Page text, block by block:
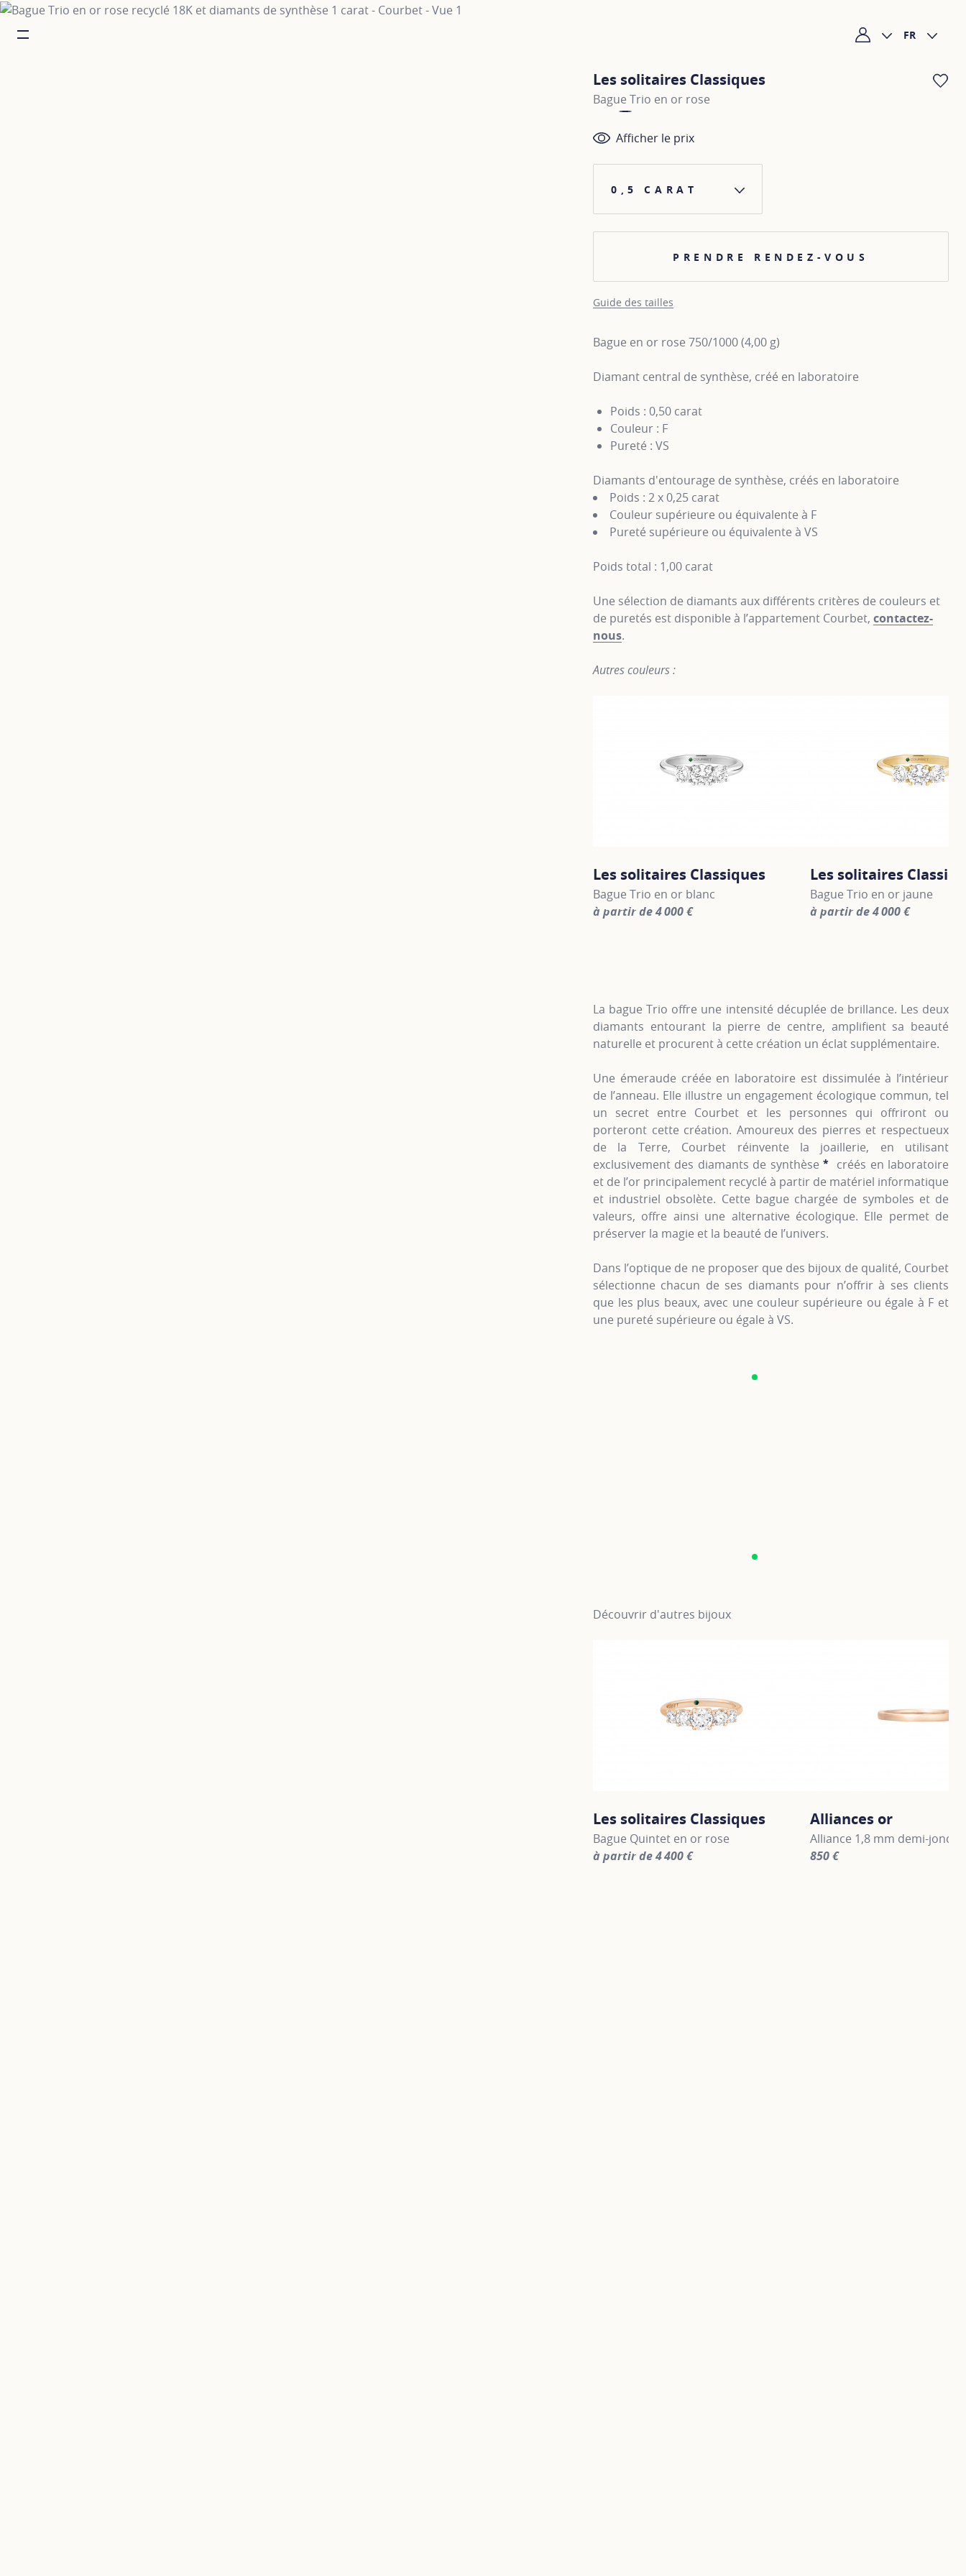
Burger toggle menu Mon compte
FR
Les solitaires Classiques
Bague Trio en or rose
Afficher le prix
0,5 CARAT
PRENDRE RENDEZ-VOUS
Guide des tailles
Bague en or rose 750/1000 (4,00 g)
Diamant central de synthèse, créé en laboratoire
Poids : 0,50 carat
Couleur : F
Pureté : VS
Diamants d'entourage de synthèse, créés en laboratoire
Poids : 2 x 0,25 carat
Couleur supérieure ou équivalente à F
Pureté supérieure ou équivalente à VS
Poids total : 1,00 carat
Une sélection de diamants aux différents critères de couleurs et
de puretés est disponible à l’appartement Courbet, contactez-
nous.
Autres couleurs :
Les solitaires Classiques
Bague Trio en or blanc
à partir de 4 000 €
Les solitaires
Bague Trio en or jaune
à partir de 4 000 €
La bague Trio offre une intensité décuplée de brillance. Les deux
diamants entourant la pierre de centre, amplifient sa beauté
naturelle et procurent à cette création un éclat supplémentaire.
Une émeraude créée en laboratoire est dissimulée à l’intérieur
de l’anneau. Elle illustre un engagement écologique commun, tel
un secret entre Courbet et les personnes qui offriront ou
porteront cette création. Amoureux des pierres et respectueux
de la Terre, Courbet réinvente la joaillerie, en utilisant
exclusivement des diamants de synthèse* SHOW TOOLTIP
créés en laboratoire
et de l’or principalement recyclé à partir de matériel informatique
et industriel obsolète. Cette bague chargée de symboles et de
valeurs, offre ainsi une alternative écologique. Elle permet de
préserver la magie et la beauté de l’univers.
Dans l’optique de ne proposer que des bijoux de qualité, Courbet
sélectionne chacun de ses diamants pour n’offrir à ses clients
que les plus beaux, avec une couleur supérieure ou égale à F et
une pureté supérieure ou égale à VS.
Découvrir d'autres bijoux
Les solitaires Classiques
Bague Quintet en or rose
à partir de 4 400 €
Alliances or
Alliance 1,8 mm demi-jonc
850 €